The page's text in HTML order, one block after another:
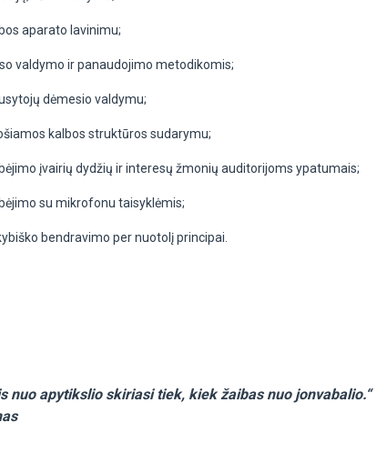
aparato lavinimu;
valdymo ir panaudojimo metodikomis;
dėmesio valdymu;
kalbos struktūros sudarymu;
įvairių dydžių ir interesų žmonių auditorijoms ypatumais;
su mikrofonu taisyklėmis;
bendravimo per nuotolį principai.
nuo apytikslio skiriasi tiek, kiek žaibas nuo jonvabalio.“